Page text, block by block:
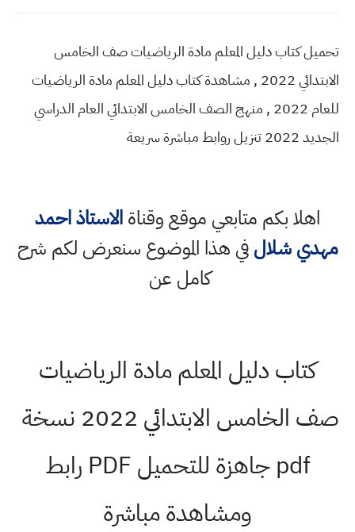
تحميل كتاب دليل المعلم مادة الرياضيات صف الخامس
الابتدائي 2022 , مشاهدة كتاب دليل المعلم مادة الرياضيات
للعام 2022 , منهج الصف الخامس الابتدائي العام الدراسي
الجديد 2022 تنزيل روابط مباشرة سريعة
اهلا بكم متابعي موقع وقناةالاستاذ احمد
مهدي شلالفي هذا الموضوع سنعرض لكم شرح
كامل عن
كتاب دليل المعلم مادة الرياضيات
صف الخامس الابتدائي 2022 نسخة
pdf جاهزة للتحميل PDF رابط
ومشاهدة مباشرة